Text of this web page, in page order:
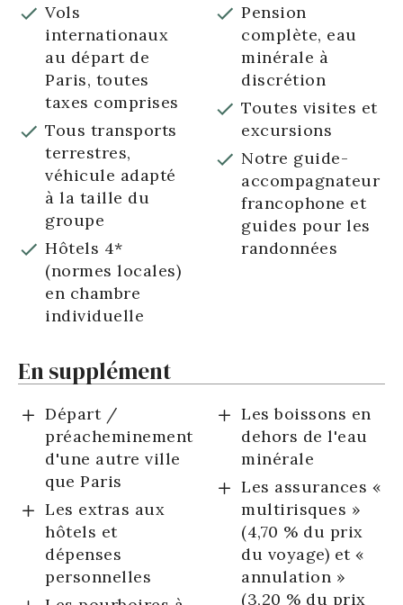
Vols
internationaux
au départ de
Paris, toutes
taxes comprises
Tous transports
terrestres,
véhicule adapté
à la taille du
groupe
Hôtels 4*
(normes locales)
en chambre
individuelle
Pension
complète, eau
minérale à
discrétion
Toutes visites et
excursions
Notre guide-
accompagnateur
francophone et
guides pour les
randonnées
En supplément
Départ /
préacheminement
d'une autre ville
que Paris
Les extras aux
hôtels et
dépenses
personnelles
Les boissons en
dehors de l'eau
minérale
Les assurances «
multirisques »
(4,70 % du prix
du voyage) et «
annulation »
(3,20 % du prix